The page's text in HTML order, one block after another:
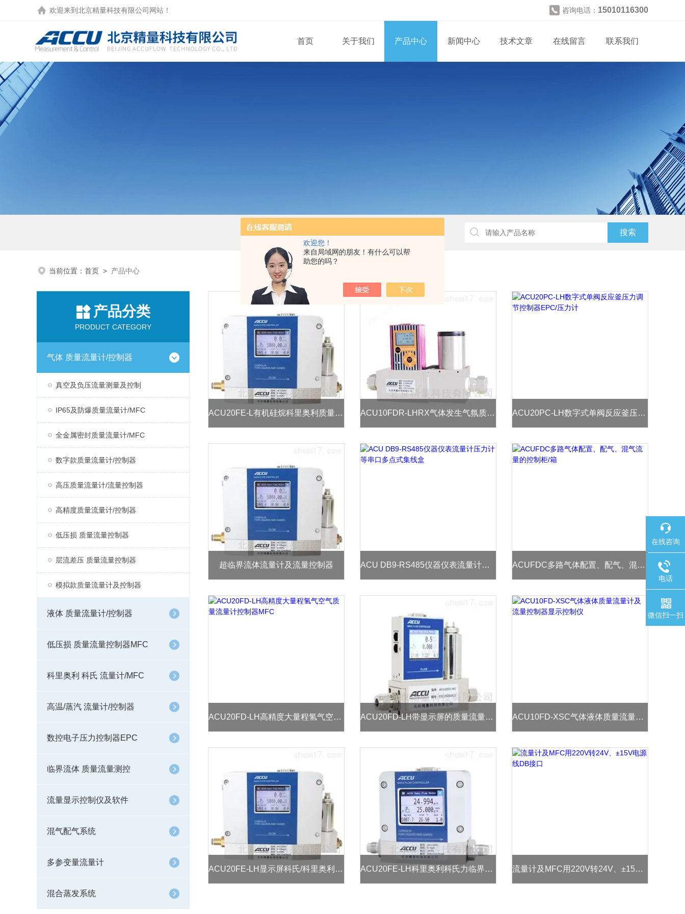
欢迎您！
来自局域网的朋友！有什么可以帮
助您的吗？
欢迎来到北京精量科技有限公司网站！ 咨询电话： 15010116300
首页 关于我们 产品中心 新闻中心 技术文章 在线留言 联系我们
当前位置： 首页 > 产品中心
产品分类
PRODUCT CATEGORY
气体 质量流量计/控制器
真空及负压流量测量及控制
IP65及防爆质量流量计/MFC
全金属密封质量流量计/MFC
数字款质量流量计/控制器
高压质量流量计/流量控制器
高精度质量流量计/控制器
低压损 质量流量控制器
层流差压 质量流量控制器
模拟款质量流量计及控制器
液体 质量流量计/控制器
低压损 质量流量控制器MFC
科里奥利 科氏 流量计/MFC
高温/蒸汽 流量计/控制器
数控电子压力控制器EPC
临界流体 质量流量测控
流量显示控制仪及软件
混气配气系统
多参变量流量计
混合蒸发系统
ACU20FE-L有机硅烷科里奥利质量流量计及流量控制器 ACU10FDR-LHRX气体发生气氛质量流量控制器及流量计 ACU20PC-LH数字式单阀反应釜压力调节控制器EPC/压力计
超临界流体流量计及流量控制器 ACU DB9-RS485仪器仪表流量计压力计等串口多点式集线盒 ACUFDC多路气体配置、配气、混气流量的控制柜/箱
ACU20FD-LH高精度大量程氢气空气质量流量计控制器MFC ACU20FD-LH带显示屏的质量流量控制器MFC及流量计MFM ACU10FD-XSC气体液体质量流量计及流量控制器显示控制仪
ACU20FE-LH显示屏科氏/科里奥利质量流量控制器/流量计 ACU20FE-LH科里奥利科氏力临界流体质量流量计及控制器 流量计及MFC用220V转24V、±15V电源线DB接口
在线咨询
电话
微信扫一扫